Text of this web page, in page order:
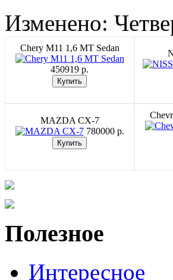
Изменено:
Chery M11 1,6 MT Sedan
450919 p.
MAZDA CX-7
780000 p.
Полезное
Интересное